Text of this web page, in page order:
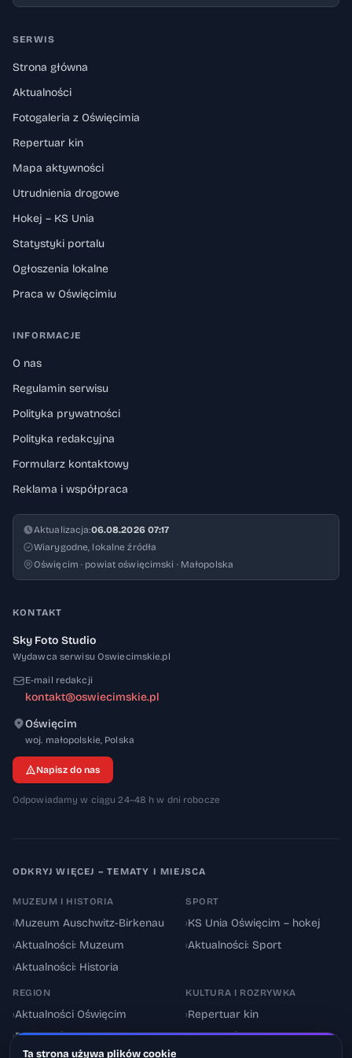
SERWIS
Strona główna
Aktualności
Fotogaleria z Oświęcimia
Repertuar kin
Mapa aktywności
Utrudnienia drogowe
Hokej – KS Unia
Statystyki portalu
Ogłoszenia lokalne
Praca w Oświęcimiu
INFORMACJE
O nas
Regulamin serwisu
Polityka prywatności
Polityka redakcyjna
Formularz kontaktowy
Reklama i współpraca
Aktualizacja:06.08.2026 07:17
Wiarygodne, lokalne źródła
Oświęcim · powiat oświęcimski · Małopolska
KONTAKT
Sky Foto Studio
Wydawca serwisu Oswiecimskie.pl
E-mail redakcji
kontakt@oswiecimskie.pl
Oświęcim
woj. małopolskie, 32-600
Polska
Napisz do nas
Odpowiadamy w ciągu 24–48 h w dni robocze
ODKRYJ WIĘCEJ – TEMATY I MIEJSCA
MUZEUM I HISTORIA
›Muzeum Auschwitz-Birkenau
›Aktualności: Muzeum
›Aktualności: Historia
SPORT
›KS Unia Oświęcim – hokej
›Aktualności: Sport
REGION
›Aktualności Oświęcim
›Powiat oświęcimski
KULTURA I ROZRYWKA
›Repertuar kin
›Aktualności: Kultura
Ta strona używa plików cookie